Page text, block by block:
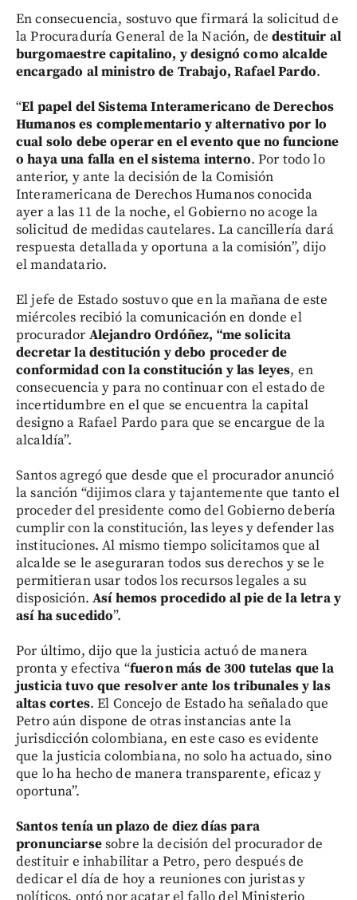
En consecuencia, sostuvo que firmará la solicitud de
la Procuraduría General de la Nación, dedestituir al
burgomaestre capitalino, y designó como alcalde
encargado al ministro de Trabajo, Rafael Pardo.
“El papel del Sistema Interamericano de Derechos
Humanos es complementario y alternativo por lo
cual solo debe operar en el evento que no funcione
o haya una falla en el sistema interno. Por todo lo
anterior, y ante la decisión de la Comisión
Interamericana de Derechos Humanos conocida
ayer a las 11 de la noche, el Gobierno no acoge la
solicitud de medidas cautelares. La cancillería dará
respuesta detallada y oportuna a la comisión”, dijo
el mandatario.
El jefe de Estado sostuvo que en la mañana de este
miércoles recibió la comunicación en donde el
procurador Alejandro Ordóñez, “me solicita
decretar la destitución y debo proceder de
conformidad con la constitución y las leyes, en
consecuencia y para no continuar con el estado de
incertidumbre en el que se encuentra la capital
designo a Rafael Pardo para que se encargue de la
alcaldía”.
Santos agregó que desde que el procurador anunció
la sanción “dijimos clara y tajantemente que tanto el
proceder del presidente como del Gobierno debería
cumplir con la constitución, las leyes y defender las
instituciones. Al mismo tiempo solicitamos que al
alcalde se le aseguraran todos sus derechos y se le
permitieran usar todos los recursos legales a su
disposición. Así hemos procedido al pie de la letra y
así ha sucedido”.
Por último, dijo que la justicia actuó de manera
pronta y efectiva “fueron más de 300 tutelas que la
justicia tuvo que resolver ante los tribunales y las
altas cortes. El Concejo de Estado ha señalado que
Petro aún dispone de otras instancias ante la
jurisdicción colombiana, en este caso es evidente
que la justicia colombiana, no solo ha actuado, sino
que lo ha hecho de manera transparente, eficaz y
oportuna”.
Santos tenía un plazo de diez días para
pronunciarsesobre la decisión del procurador de
destituir e inhabilitar a Petro, pero después de
dedicar el día de hoy a reuniones con juristas y
políticos, optó por acatar el fallo del Ministerio